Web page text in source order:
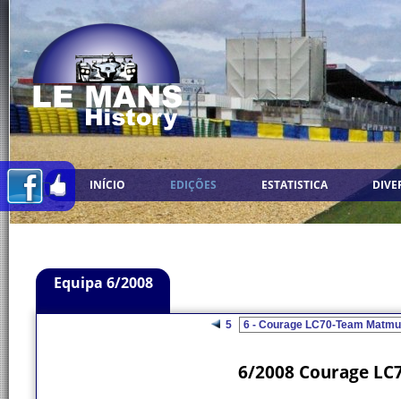
INÍCIO EDIÇÕES ESTATISTICA
Equipa 6/2008
5
6/2008 Courage